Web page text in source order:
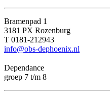
Bramenpad 1
3181 PX Rozenburg
T 0181-212943
info@obs-dephoenix.nl
Dependance
groep 7 t/m 8